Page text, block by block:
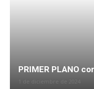
PRIMER PLANO